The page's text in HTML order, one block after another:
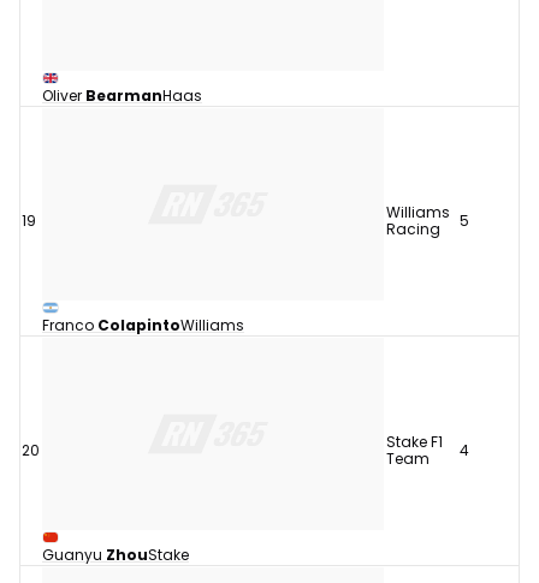
Oliver BearmanHaas
19
Franco ColapintoWilliams
Williams
Racing
5
20
Guanyu ZhouStake
Stake F1
Team
4